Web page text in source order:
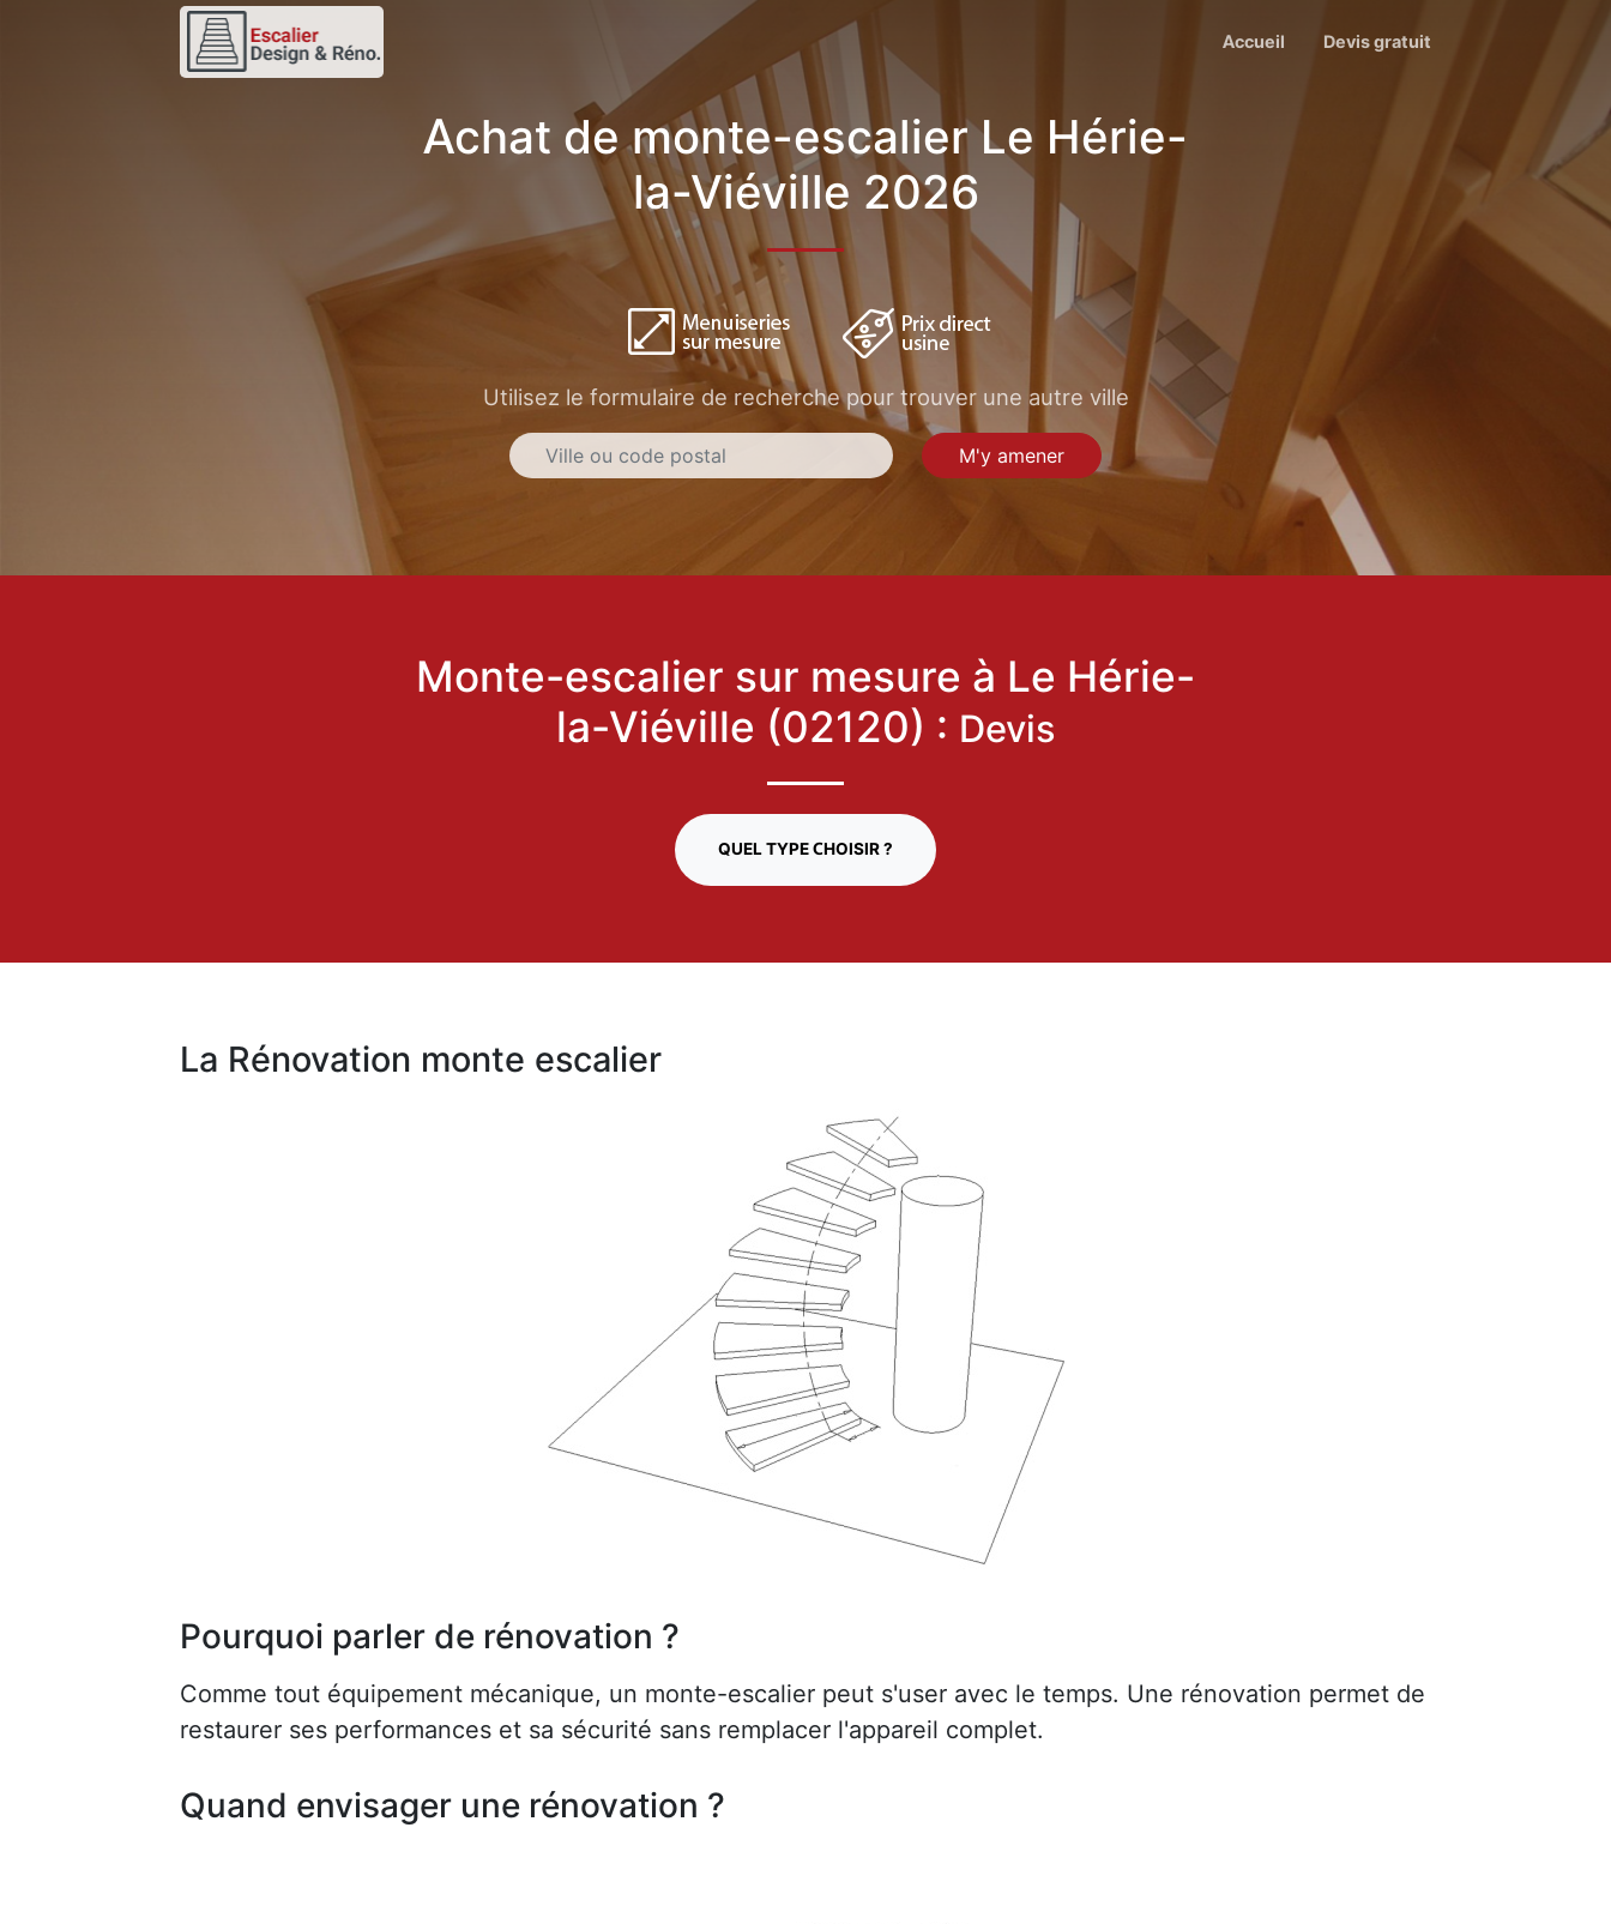
Accueil Devis gratuit
Achat de monte-escalier Le Hérie-
la-Viéville 2026
Utilisez le formulaire de recherche pour trouver une autre ville
M'y amener
Monte-escalier sur mesure à Le Hérie-
la-Viéville (02120) : Devis
QUEL TYPE CHOISIR ?
La Rénovation monte escalier
Pourquoi parler de rénovation ?
Comme tout équipement mécanique, un monte-escalier peut s'user avec le temps. Une rénovation permet de
restaurer ses performances et sa sécurité sans remplacer l'appareil complet.
Quand envisager une rénovation ?